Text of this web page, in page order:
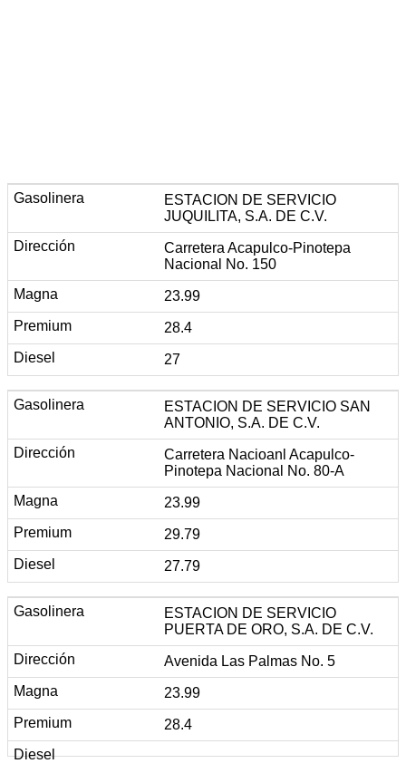
ESTACION DE SERVICIO
JUQUILITA, S.A. DE C.V.
Carretera Acapulco-Pinotepa
Nacional No. 150
23.99
28.4
27
ESTACION DE SERVICIO SAN
ANTONIO, S.A. DE C.V.
Carretera Nacioanl Acapulco-
Pinotepa Nacional No. 80-A
23.99
29.79
27.79
ESTACION DE SERVICIO
PUERTA DE ORO, S.A. DE C.V.
Avenida Las Palmas No. 5
23.99
28.4